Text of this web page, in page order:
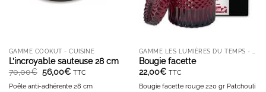
GAMME COOKUT - CUISINE
L’incroyable sauteuse 28 cm
70,00€ Le
prix
initial
56,00€Le
actuel
TTC
Poêle anti-adhérente 28 cm
GAMME LES LUMIÈRES DU TEMPS - BOUGIES ET DIFFUSEURS
Bougie facette
22,00€ TTC
Bougie facette rouge 220 gr Patchouli